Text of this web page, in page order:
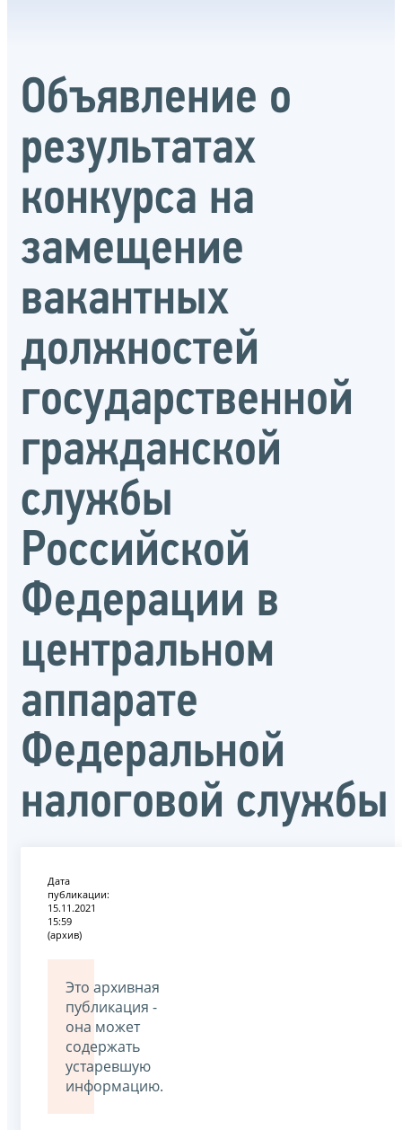
Объявление о
результатах
конкурса на
замещение
вакантных
должностей
государственной
гражданской
службы
Российской
Федерации в
центральном
аппарате
Федеральной
налоговой службы
Дата
публикации:
15.11.2021
15:59
(архив)
Это архивная
публикация -
она может
содержать
устаревшую
информацию.